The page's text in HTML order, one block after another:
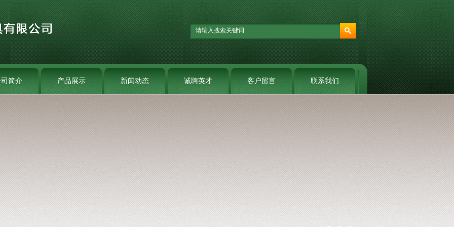
简介 产品展示 新闻动态 诚聘英才 客户留言 联系我们